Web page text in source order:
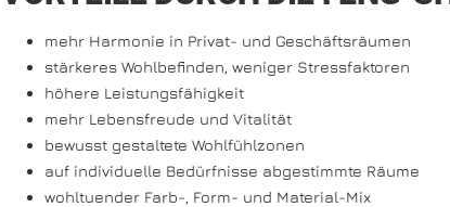
mehr Harmonie in Privat- und Geschäftsräumen
stärkeres Wohlbefinden, weniger Stressfaktoren
höhere Leistungsfähigkeit
mehr Lebensfreude und Vitalität
bewusst gestaltete Wohlfühlzonen
auf individuelle Bedürfnisse abgestimmte Räume
wohltuender Farb-, Form- und Material-Mix